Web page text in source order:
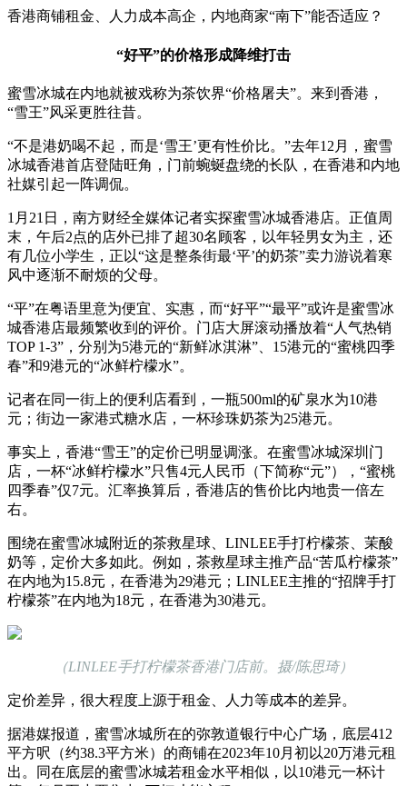
香港商铺租金、人力成本高企，内地商家“南下”能否适应？
“好平”的价格形成降维打击
蜜雪冰城在内地就被戏称为茶饮界“价格屠夫”。来到香港，
“雪王”风采更胜往昔。
“不是港奶喝不起，而是‘雪王’更有性价比。”去年12月，蜜雪
冰城香港首店登陆旺角，门前蜿蜒盘绕的长队，在香港和内地
社媒引起一阵调侃。
1月21日，南方财经全媒体记者实探蜜雪冰城香港店。正值周
末，午后2点的店外已排了超30名顾客，以年轻男女为主，还
有几位小学生，正以“这是整条街最‘平’的奶茶”卖力游说着寒
风中逐渐不耐烦的父母。
“平”在粤语里意为便宜、实惠，而“好平”“最平”或许是蜜雪冰
城香港店最频繁收到的评价。门店大屏滚动播放着“人气热销
TOP 1-3”，分别为5港元的“新鲜冰淇淋”、15港元的“蜜桃四季
春”和9港元的“冰鲜柠檬水”。
记者在同一街上的便利店看到，一瓶500ml的矿泉水为10港
元；街边一家港式糖水店，一杯珍珠奶茶为25港元。
事实上，香港“雪王”的定价已明显调涨。在蜜雪冰城深圳门
店，一杯“冰鲜柠檬水”只售4元人民币（下简称“元”），“蜜桃
四季春”仅7元。汇率换算后，香港店的售价比内地贵一倍左
右。
围绕在蜜雪冰城附近的茶救星球、LINLEE手打柠檬茶、茉酸
奶等，定价大多如此。例如，茶救星球主推产品“苦瓜柠檬茶”
在内地为15.8元，在香港为29港元；LINLEE主推的“招牌手打
柠檬茶”在内地为18元，在香港为30港元。
（LINLEE手打柠檬茶香港门店前。摄/陈思琦）
定价差异，很大程度上源于租金、人力等成本的差异。
据港媒报道，蜜雪冰城所在的弥敦道银行中心广场，底层412
平方呎（约38.3平方米）的商铺在2023年10月初以20万港元租
出。同在底层的蜜雪冰城若租金水平相似，以10港元一杯计